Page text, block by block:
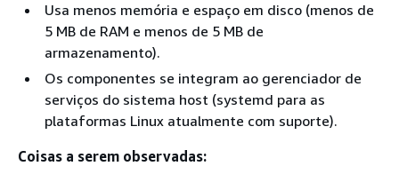
Usa menos memória e espaço em disco (menos de
5 MB de RAM e menos de 5 MB de
armazenamento).
Os componentes se integram ao gerenciador de
serviços do sistema host (systemd para as
plataformas Linux atualmente com suporte).
Coisas a serem observadas: